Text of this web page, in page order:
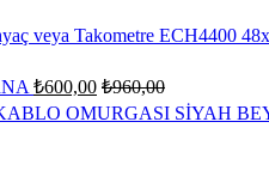
ECH4400
₺600,00 ₺960,00
OMURGASI SİYAH